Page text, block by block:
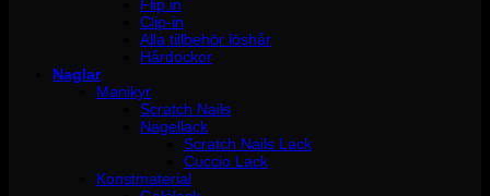
Flip in
Clip-in
Alla tillbehör löshår
Hårdockor
Naglar
Manikyr
Scratch Nails
Nagellack
Scratch Nails Lack
Cuccio Lack
Konstmaterial